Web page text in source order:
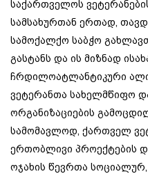
საქართველოს
სამსახურთან ერთად,
სამოქალქო საბჭო
გასტანს და ის მიზნად
ჩრდილოატლანტიკური
ვეტერანთა სახელმწიფო
ორგანიზაციების
სამომავლოდ, ქართველ
ერთობლივი პროექტების
ოჯახის წევრთა